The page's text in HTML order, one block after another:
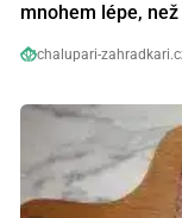
mnohem lépe,
chalupari-